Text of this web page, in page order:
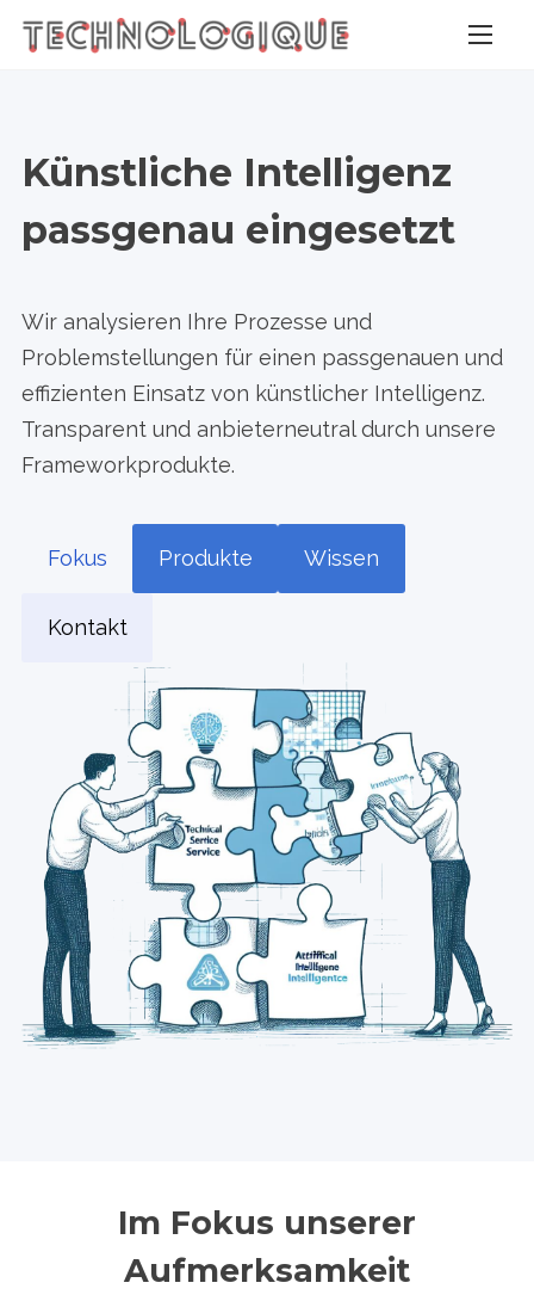
Künstliche Intelligenz
passgenau eingesetzt
Wir analysieren Ihre Prozesse und
Problemstellungen für einen passgenauen und
effizienten Einsatz von künstlicher Intelligenz.
Transparent und anbieterneutral durch unsere
Frameworkprodukte.
Fokus Produkte Wissen
Kontakt
Im Fokus unserer
Aufmerksamkeit